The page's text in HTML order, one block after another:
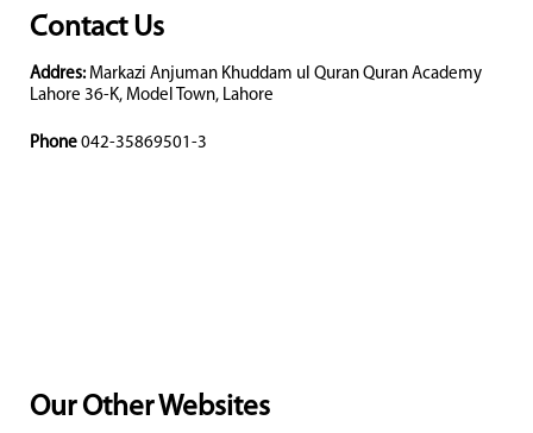
Contact Us
Addres: Markazi Anjuman Khuddam ul Quran Quran Academy
Lahore 36-K, Model Town, Lahore
Phone 042-35869501-3
Our Other Websites